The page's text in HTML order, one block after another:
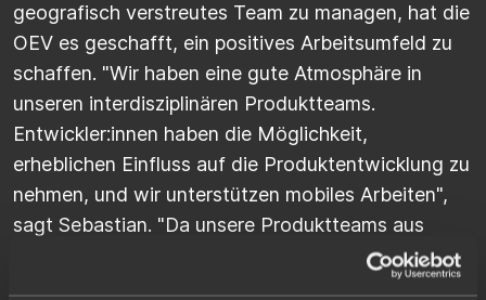
geografisch verstreutes Team zu managen, hat die
OEV es geschafft, ein positives Arbeitsumfeld zu
schaffen. "Wir haben eine gute Atmosphäre in
unseren interdisziplinären Produktteams.
Entwickler:innen haben die Möglichkeit,
erheblichen Einfluss auf die Produktentwicklung zu
nehmen, und wir unterstützen mobiles Arbeiten",
sagt Sebastian. "Da unsere Produktteams aus
Mitarbeiter:innen der Berliner und Düsseldorfer
Büros bestehen, haben wir zusätzliche Teamtage,